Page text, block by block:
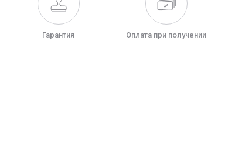
Гарантия Оплата при получении